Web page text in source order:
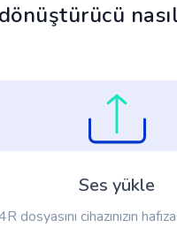
Ses yükle
dosyasını cihazınızın